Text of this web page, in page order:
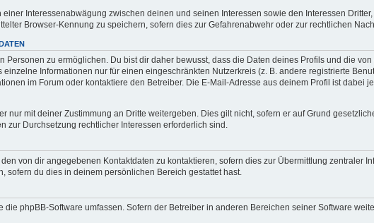
Interessenabwägung zwischen deinen und seinen Interessen sowie den Interessen
Browser-Kennung zu speichern, sofern dies zur Gefahrenabwehr oder zur rechtlichen
Personen zu ermöglichen. Du bist dir daher bewusst, dass die Daten deines Profils und die
Informationen nur für einen eingeschränkten Nutzerkreis (z. B. andere registrierte
im Forum oder kontaktiere den Betreiber. Die E-Mail-Adresse aus deinem Profil ist dabei
nur mit deiner Zustimmung an Dritte weitergeben. Dies gilt nicht, sofern er auf Grund
zur Durchsetzung rechtlicher Interessen erforderlich sind.
von dir angegebenen Kontaktdaten zu kontaktieren, sofern dies zur Übermittlung zentraler
du dies in deinem persönlichen Bereich gestattet hast.
phpBB-Software umfassen. Sofern der Betreiber in anderen Bereichen seiner Software